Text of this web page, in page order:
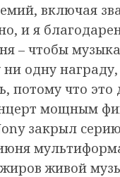
включая
и я
– чтобы
одну
потому что
мощным
закрыл
живой